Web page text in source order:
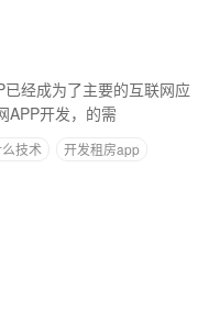
经成为了主要的互联网应
APP开发，的需
技术
开发租房app